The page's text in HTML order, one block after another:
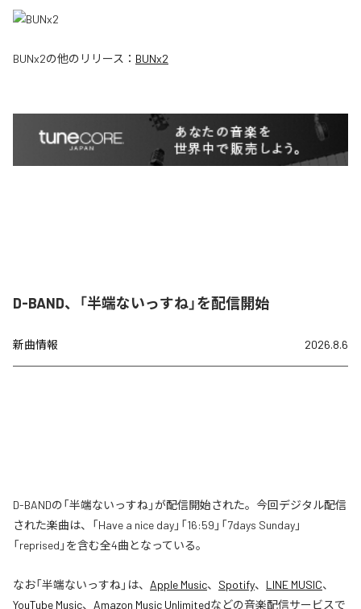
BUNx2の他のリリース： BUNx2
D-BAND、「半端ないっすね」を配信開始
新曲情報 2026.8.6
D-BANDの「半端ないっすね」が配信開始された。今回デジタル配信
された楽曲は、「Have a nice day」「16:59」「7days Sunday」
「reprised」を含む全4曲となっている。
なお「半端ないっすね」は、 Apple Music、 Spotify、 LINE MUSIC、
YouTube Music、 Amazon Music Unlimitedなどの音楽配信サービスで